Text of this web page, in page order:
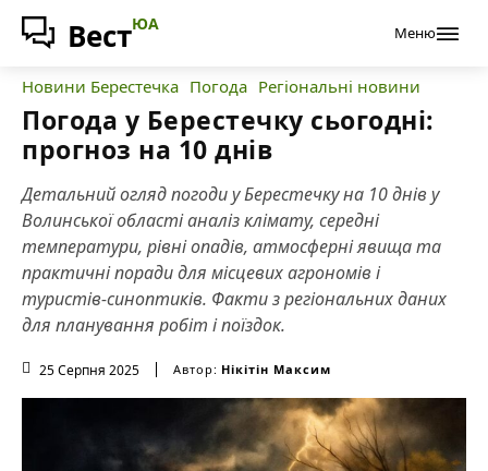
ВестЮА Меню
Новини Берестечка Погода Регіональні новини
Погода у Берестечку сьогодні:
прогноз на 10 днів
Детальний огляд погоди у Берестечку на 10 днів у
Волинської області аналіз клімату, середні
температури, рівні опадів, атмосферні явища та
практичні поради для місцевих агрономів і
туристів-синоптиків. Факти з регіональних даних
для планування робіт і поїздок.
25 Серпня 2025 Автор: Нікітін Максим